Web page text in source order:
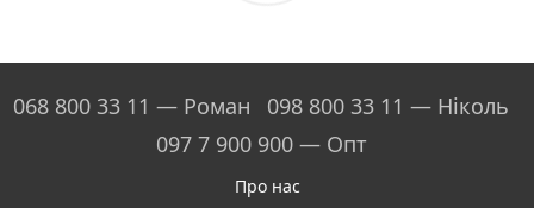
068 800 33 11 — Роман
098 800 33 11 — Ніколь
097 7 900 900 — Опт
Про нас